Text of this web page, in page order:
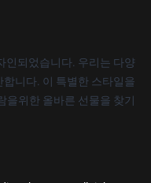
인되었습니다. 우리는 다양
니다. 이 특별한 스타일을
을위한 올바른 선물을 찾기